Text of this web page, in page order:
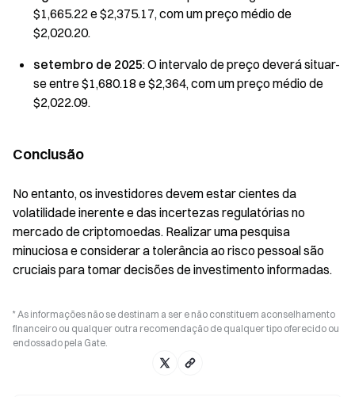
$1,665.22 e $2,375.17, com um preço médio de
$2,020.20.
setembro de 2025: O intervalo de preço deverá situar-
se entre $1,680.18 e $2,364, com um preço médio de
$2,022.09.
Conclusão
No entanto, os investidores devem estar cientes da
volatilidade inerente e das incertezas regulatórias no
mercado de criptomoedas. Realizar uma pesquisa
minuciosa e considerar a tolerância ao risco pessoal são
cruciais para tomar decisões de investimento informadas.
* As informações não se destinam a ser e não constituem aconselhamento
financeiro ou qualquer outra recomendação de qualquer tipo oferecido ou
endossado pela Gate.